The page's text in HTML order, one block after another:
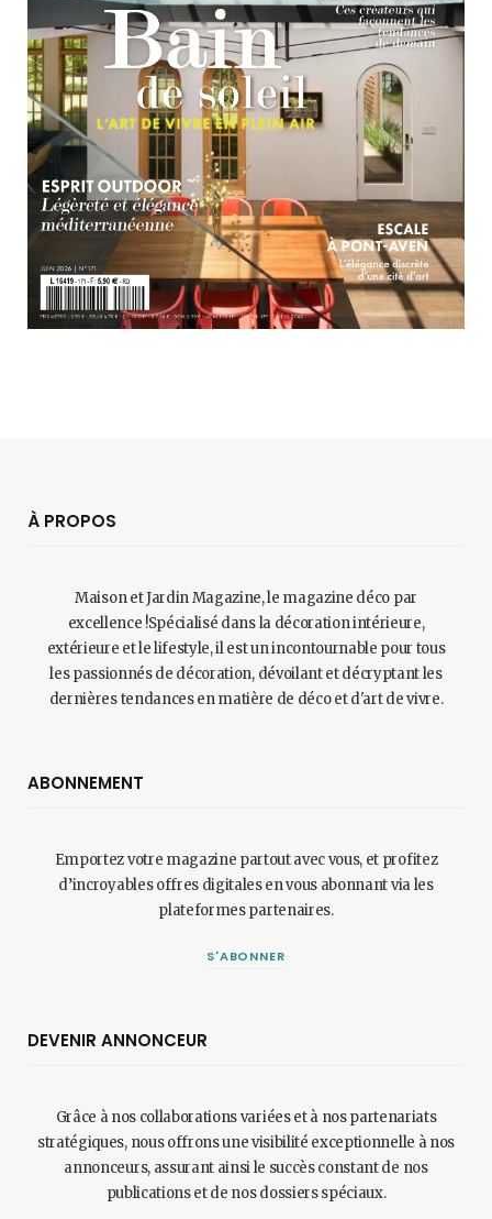
À PROPOS
Maison et Jardin Magazine, le magazine déco par
excellence !Spécialisé dans la décoration intérieure,
extérieure et le lifestyle, il est un incontournable pour tous
les passionnés de décoration, dévoilant et décryptant les
dernières tendances en matière de déco et d'art de vivre.
ABONNEMENT
Emportez votre magazine partout avec vous, et profitez
d’incroyables offres digitales en vous abonnant via les
plateformes partenaires.
S'ABONNER
DEVENIR ANNONCEUR
Grâce à nos collaborations variées et à nos partenariats
stratégiques, nous offrons une visibilité exceptionnelle à nos
annonceurs, assurant ainsi le succès constant de nos
publications et de nos dossiers spéciaux.